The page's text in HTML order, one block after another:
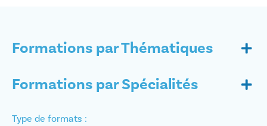
Formations par Thématiques
Formations par Spécialités
Type de formats :